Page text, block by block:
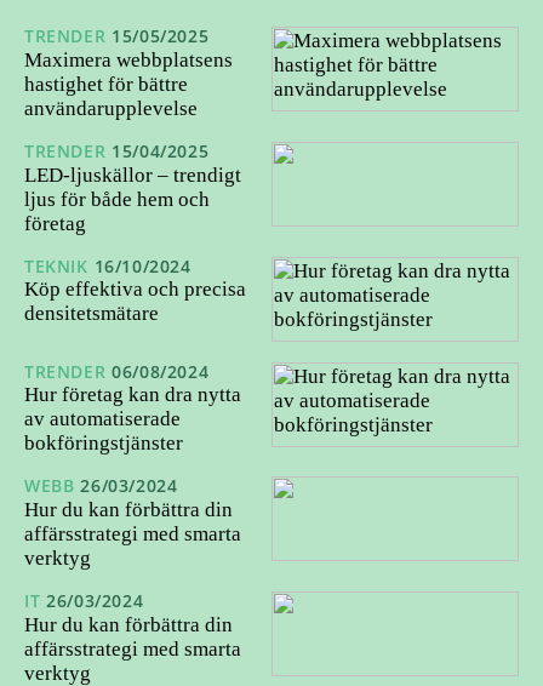
TRENDER 15/05/2025
Maximera webbplatsens
hastighet för bättre
användarupplevelse
TRENDER 15/04/2025
LED-ljuskällor – trendigt
ljus för både hem och
företag
TEKNIK 16/10/2024
Köp effektiva och precisa
densitetsmätare
TRENDER 06/08/2024
Hur företag kan dra nytta
av automatiserade
bokföringstjänster
WEBB 26/03/2024
Hur du kan förbättra din
affärsstrategi med smarta
verktyg
IT 26/03/2024
Hur du kan förbättra din
affärsstrategi med smarta
verktyg